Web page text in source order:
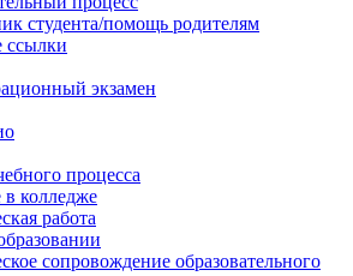
студента/помощь родителям
ссылки
экзамен
процесса
колледже
работа
сопровождение образовательного